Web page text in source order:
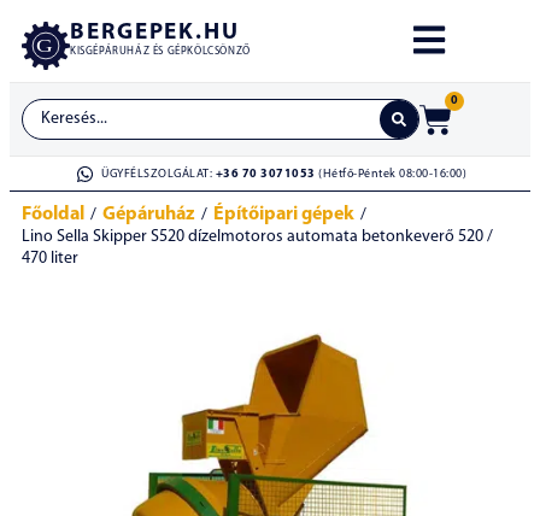
BERGEPEK.HU
KISGÉPÁRUHÁZ ÉS GÉPKÖLCSÖNZŐ
0
ÜGYFÉLSZOLGÁLAT: +36 70 3071053 (Hétfő-Péntek 08:00-16:00)
Főoldal / Gépáruház / Építőipari gépek /
Lino Sella Skipper S520 dízelmotoros automata betonkeverő 520 /
470 liter